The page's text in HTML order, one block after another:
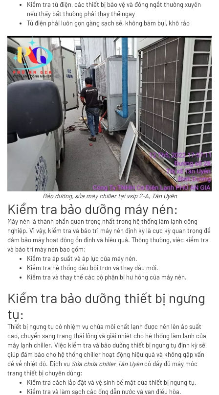
Kiểm tra tủ điện, các thiết bị bảo vệ và đóng ngắt thường xuyên
nếu thấy bất thường phải thay thế ngay
Tủ điện phải luôn gọn gàng sạch sẽ, không bám bụi, khô ráo
Bảo dưỡng, sửa máy chiller tại vsip 2-A, Tân Uyên
Kiểm tra bảo dưỡng máy nén:
Máy nén là thành phần quan trọng nhất trong hệ thống làm lạnh công
nghiệp. Vì vậy, kiểm tra và bảo trì máy nén định kỳ là cực kỳ quan trọng để
đảm bảo máy hoạt động ổn định và hiệu quả. Thông thường, việc kiểm tra
và bảo trì máy nén bao gồm:
Kiểm tra áp suất và áp lực của máy nén.
Kiểm tra hệ thống dầu bôi trơn và thay dầu mới.
Kiểm tra và thay thế các bộ phận bị hư hỏng của máy nén.
Kiểm tra bảo dưỡng thiết bị ngưng
tụ:
Thiết bị ngưng tụ có nhiệm vụ chứa môi chất lạnh được nén lên áp suất
cao, chuyển sang trạng thái lõng và giải nhiệt cho hệ thống làm lạnh của
máy lạnh chiller. Việc kiểm tra và bảo dưỡng thiết bị ngưng tụ định kỳ sẽ
giúp đảm bảo cho hệ thống chiller hoạt động hiệu quả và không gặp vấn
đề về nhiệt độ. Địch vụ Sửa chữa chiller Tân Uyêncó đầy đủ máy móc
trang thiết bị chuyên dùng:
Kiểm tra cách lắp đặt và vệ sinh bề mặt của thiết bị ngưng tụ.
Kiểm tra và làm sạch các ống dẫn nước và van điều hòa.